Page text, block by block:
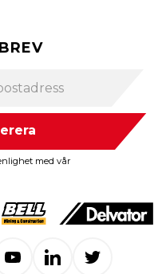
med vår